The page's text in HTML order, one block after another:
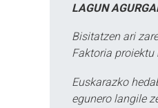
LAGUN
Bisitatzen ari
Faktoria proiektu
Euskarazko
egunero langile